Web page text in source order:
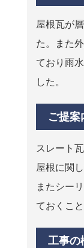
屋根瓦が
た。また
ており雨
した。
ご提案
スレート
屋根に関
またシー
ておくこ
工事の